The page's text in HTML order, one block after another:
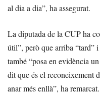
al dia a dia”, ha assegurat.
La diputada de la CUP ha
útil”, però que arriba “tard”
també “posa en evidència
dit que és el reconeixement
anar més enllà”, ha